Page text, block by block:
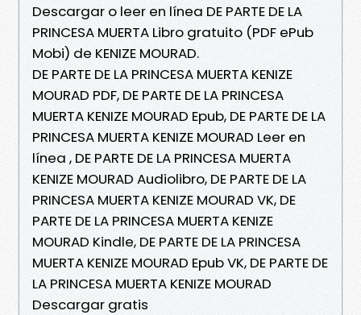
Descargar o leer en línea DE PARTE DE LA
PRINCESA MUERTA Libro gratuito (PDF ePub
Mobi) de KENIZE MOURAD.
DE PARTE DE LA PRINCESA MUERTA KENIZE
MOURAD PDF, DE PARTE DE LA PRINCESA
MUERTA KENIZE MOURAD Epub, DE PARTE DE LA
PRINCESA MUERTA KENIZE MOURAD Leer en
línea , DE PARTE DE LA PRINCESA MUERTA
KENIZE MOURAD Audiolibro, DE PARTE DE LA
PRINCESA MUERTA KENIZE MOURAD VK, DE
PARTE DE LA PRINCESA MUERTA KENIZE
MOURAD Kindle, DE PARTE DE LA PRINCESA
MUERTA KENIZE MOURAD Epub VK, DE PARTE DE
LA PRINCESA MUERTA KENIZE MOURAD
Descargar gratis